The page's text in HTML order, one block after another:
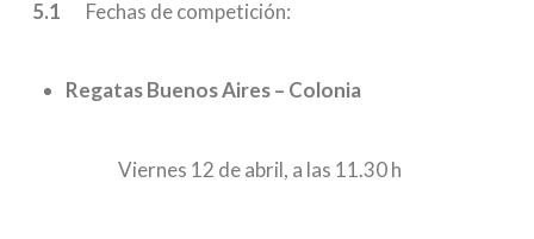
5.1 Fechas de competición:
Regatas Buenos Aires – Colonia
Viernes 12 de abril, a las 11.30 h